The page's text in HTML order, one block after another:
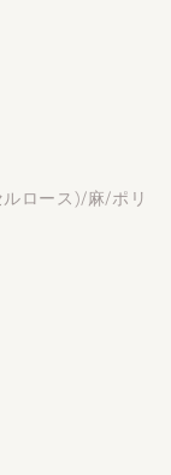
ロース)/麻/ポリ